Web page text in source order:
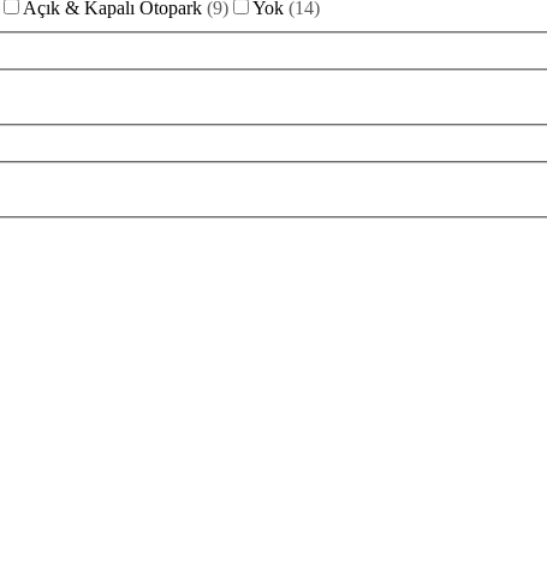
Açık & Kapalı Otopark (9) Yok (14)